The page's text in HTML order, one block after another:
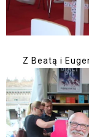
Z Beatą i